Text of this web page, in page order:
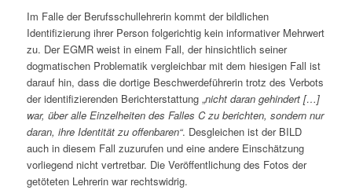
Im Falle der Berufsschullehrerin kommt der bildlichen
Identifizierung ihrer Person folgerichtig kein informativer Mehrwert
zu. Der EGMR weist in einem Fall, der hinsichtlich seiner
dogmatischen Problematik vergleichbar mit dem hiesigen Fall ist
darauf hin, dass die dortige Beschwerdeführerin trotz des Verbots
der identifizierenden Berichterstattung „nicht daran gehindert […]
war, über alle Einzelheiten des Falles C zu berichten, sondern nur
daran, ihre Identität zu offenbaren“. Desgleichen ist der BILD
auch in diesem Fall zuzurufen und eine andere Einschätzung
vorliegend nicht vertretbar. Die Veröffentlichung des Fotos der
getöteten Lehrerin war rechtswidrig.